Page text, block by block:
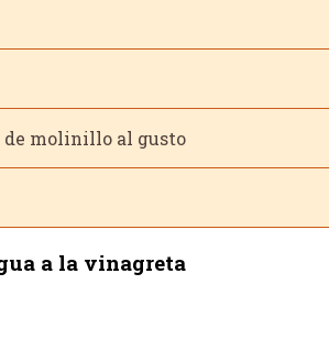
molinillo al gusto
a la vinagreta